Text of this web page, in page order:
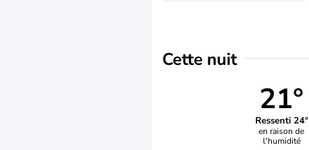
Cette nuit
21°
Ressenti 24°
en raison de
l'humidité